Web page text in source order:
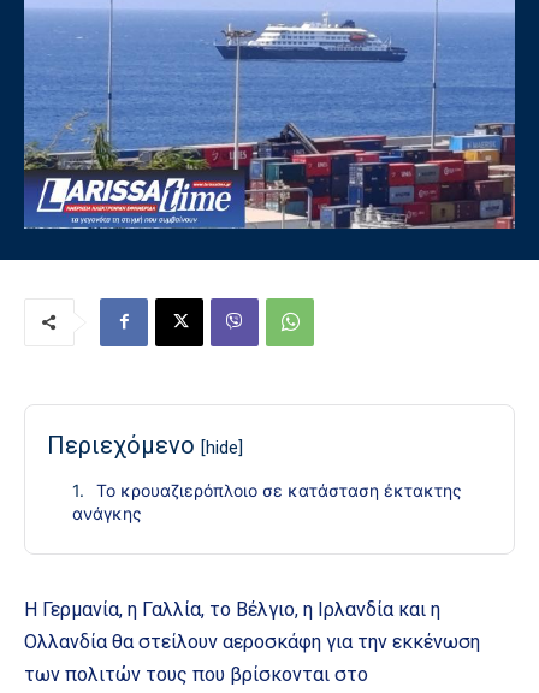
Περιεχόμενο [hide]
Το κρουαζιερόπλοιο σε κατάσταση έκτακτης
ανάγκης
Η Γερμανία, η Γαλλία, το Βέλγιο, η Ιρλανδία και η
Ολλανδία θα στείλουν αεροσκάφη για την εκκένωση
των πολιτών τους που βρίσκονται στο